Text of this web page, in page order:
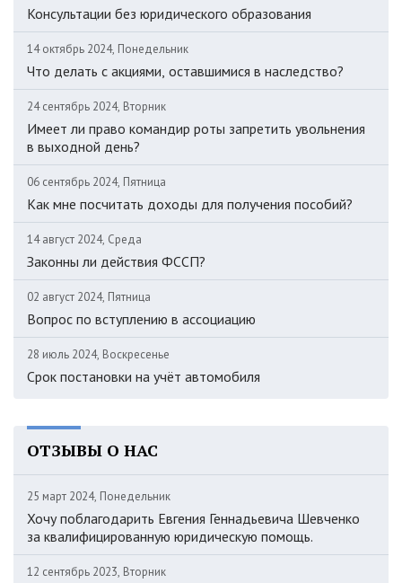
Консультации без юридического образования
14 октябрь 2024, Понедельник
Что делать с акциями, оставшимися в наследство?
24 сентябрь 2024, Вторник
Имеет ли право командир роты запретить увольнения
в выходной день?
06 сентябрь 2024, Пятница
Как мне посчитать доходы для получения пособий?
14 август 2024, Среда
Законны ли действия ФССП?
02 август 2024, Пятница
Вопрос по вступлению в ассоциацию
28 июль 2024, Воскресенье
Срок постановки на учёт автомобиля
ОТЗЫВЫ О НАС
25 март 2024, Понедельник
Хочу поблагодарить Евгения Геннадьевича Шевченко
за квалифицированную юридическую помощь.
12 сентябрь 2023, Вторник